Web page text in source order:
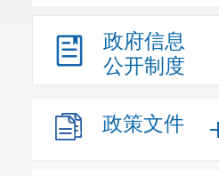
政府信息
公开制度
政策文件